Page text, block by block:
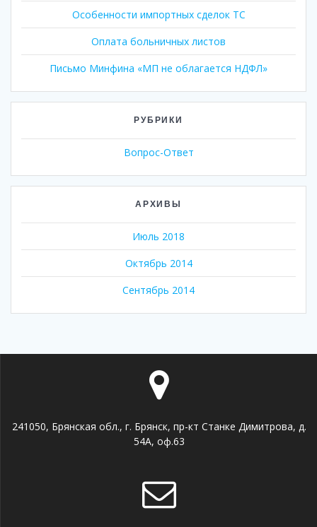
Особенности импортных сделок ТС
Оплата больничных листов
Письмо Минфина «МП не облагается НДФЛ»
РУБРИКИ
Вопрос-Ответ
АРХИВЫ
Июль 2018
Октябрь 2014
Сентябрь 2014
241050, Брянская обл., г. Брянск, пр-кт Станке Димитрова, д.
54А, оф.63